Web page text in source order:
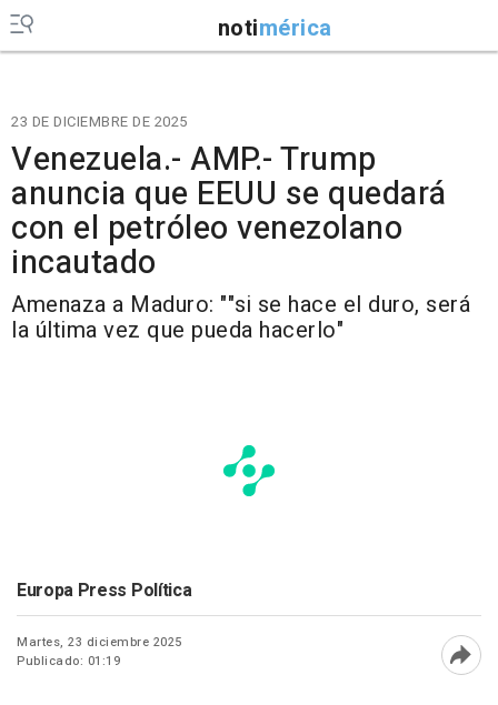
notimérica
23 DE DICIEMBRE DE 2025
Venezuela.- AMP.- Trump
anuncia que EEUU se quedará
con el petróleo venezolano
incautado
Amenaza a Maduro: ""si se hace el duro, será
la última vez que pueda hacerlo"
Europa Press Política
Martes, 23 diciembre 2025
Publicado: 01:19